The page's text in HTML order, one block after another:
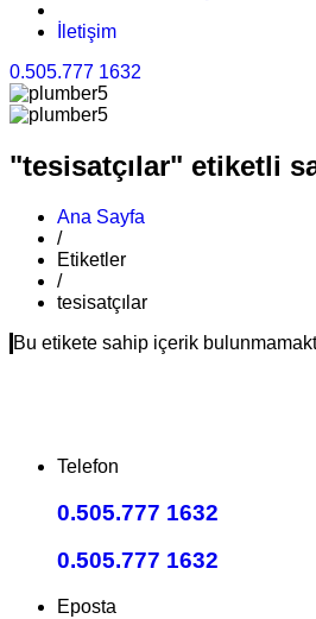
İletişim
0.505.777 1632
"tesisatçılar" etiketli
Ana Sayfa
/
Etiketler
/
tesisatçılar
Bu etikete sahip içerik
Telefon
0.505.777 1632
0.505.777 1632
Eposta